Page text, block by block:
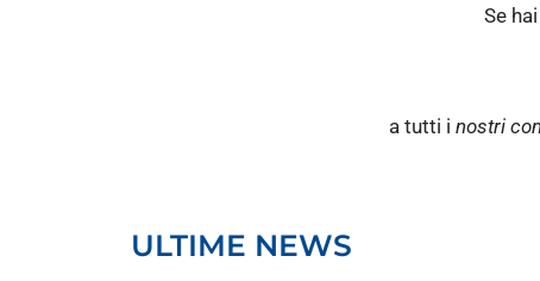
Se
a tutti i nostri
ULTIME NEWS